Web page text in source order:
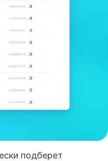
подберет